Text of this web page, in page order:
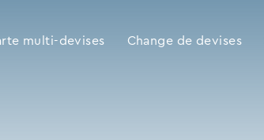
multi-devises Change de devises